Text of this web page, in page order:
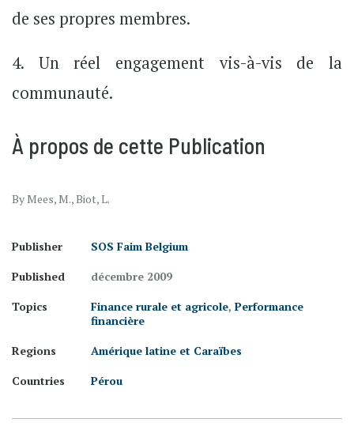
de ses propres membres.
4. Un réel engagement vis-à-vis de la
communauté.
À propos de cette Publication
By Mees, M., Biot, L.
Publisher
SOS Faim Belgium
Published
décembre 2009
Topics
Finance rurale et agricole, Performance
financière
Regions
Amérique latine et Caraïbes
Countries
Pérou